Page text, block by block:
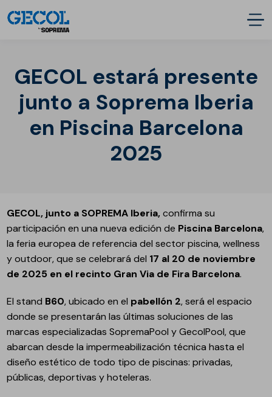
GECOL estará presente
junto a Soprema Iberia
en Piscina Barcelona
2025
GECOL, junto a SOPREMA Iberia,confirma su
participación en una nueva edición de Piscina Barcelona,
la feria europea de referencia del sector piscina, wellness
y outdoor, que se celebrará del 17 al 20 de noviembre
de 2025 en el recinto Gran Via de Fira Barcelona.
El stand B60, ubicado en el pabellón 2, será el espacio
donde se presentarán las últimas soluciones de las
marcas especializadas SopremaPool y GecolPool, que
abarcan desde la impermeabilización técnica hasta el
diseño estético de todo tipo de piscinas: privadas,
públicas, deportivas y hoteleras.